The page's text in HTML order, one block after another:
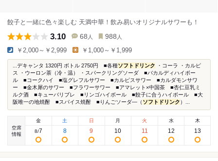
餃子と一緒に色々楽しむ 天満中華！飲み易いオリジナルサワーも！
3.10 68 人 988 人
￥2,000～￥2,999 ￥1,000～￥1,999
...デキャンタ 1320円 ボトル 2750円 ■各種ソフトドリンク ・コーラ ・カルピ
ス ・ウーロン茶（冷・温） ・スパークリングソーダ ■バカルディハイボー
ル ■コークハイ ■塩グレフルサワー ■カルピスサワー ■カルダモンサワ
ー ■金木犀のサワー ■フラワーサワー ■アマレット×中国茶 ■杏仁豆乳ミ
ルク酒 ■キューバリブレ ■リンゴハイボール ■餃子に合うハイボール ■大
阪唯一の地焼酎 ■スパイス焼酎 ■りんごソーダ―（ ソフトドリンク ）...
空席
情報
金
8/7
土
8
日
9
月
10
火
11
水
12
木
13